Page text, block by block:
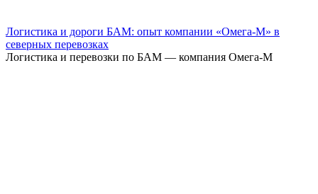
Логистика и дороги БАМ: опыт компании «Омега-М» в
северных перевозках
Логистика и перевозки по БАМ — компания Омега-М